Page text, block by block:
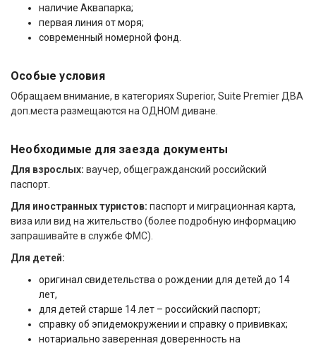
наличие Аквапарка;
первая линия от моря;
современный номерной фонд.
Особые условия
Обращаем внимание, в категориях Superior, Suite Premier ДВА
доп.места размещаются на ОДНОМ диване.
Необходимые для заезда документы
Для взрослых: ваучер, общегражданский российский
паспорт.
Для иностранных туристов: паспорт и миграционная карта,
виза или вид на жительство (более подробную информацию
запрашивайте в службе ФМС).
Для детей:
оригинал свидетельства о рождении для детей до 14
лет,
для детей старше 14 лет – российский паспорт;
справку об эпидемокружении и справку о прививках;
нотариально заверенная доверенность на